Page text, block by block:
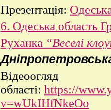
Презентація:
6. Одеська область
Руханка “Веселі
Відеоогляд
області: https://
v=wUkIHfNkeOo